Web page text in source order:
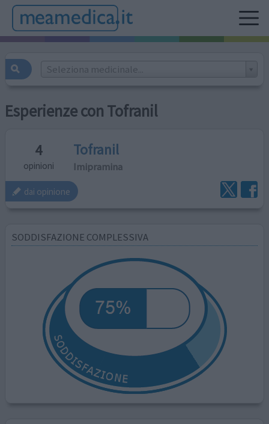
Seleziona medicinale...
Esperienze con Tofranil
4
opinioni
Tofranil
Imipramina
dai opinione
SODDISFAZIONE COMPLESSIVA